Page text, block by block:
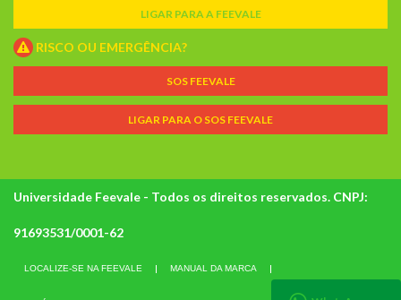
LIGAR PARA A FEEVALE
RISCO OU EMERGÊNCIA?
SOS FEEVALE
LIGAR PARA O SOS FEEVALE
Universidade Feevale - Todos os direitos reservados. CNPJ:
91693531/0001-62
LOCALIZE-SE NA FEEVALE MANUAL DA MARCA